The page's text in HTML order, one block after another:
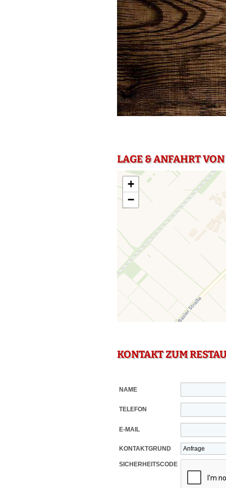
LAGE & ANFAHRT
+
−
KONTAKT ZUM
NAME
TELEFON
E-MAIL
KONTAKTGRUND
SICHERHEITSCODE